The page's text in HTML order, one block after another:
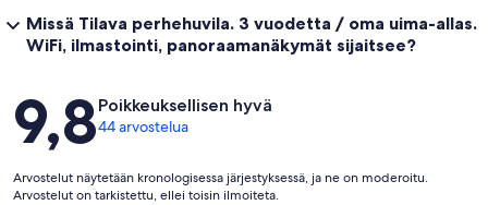
Missä Tilava perhehuvila. 3 vuodetta / oma uima-allas.
WiFi, ilmastointi, panoraamanäkymät sijaitsee?
Arvostelut
9,8Poikkeuksellisen hyvä
44 arvostelua
Arvostelut näytetään kronologisessa järjestyksessä, ja ne on moderoitu.
Arvostelut on tarkistettu, ellei toisin ilmoiteta.